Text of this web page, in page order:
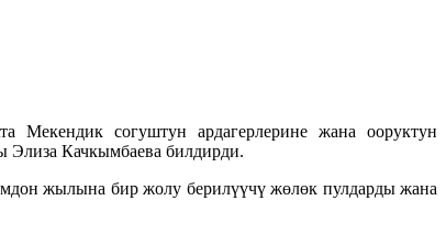
согуштун ардагерлерине жана ооруктун
Качкымбаева билдирди.
жылына бир жолу берилүүчү жөлөк пулдарды жана